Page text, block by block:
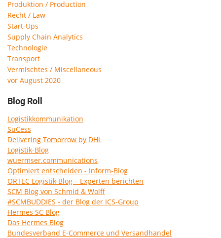
Produktion / Production
Recht / Law
Start-Ups
Supply Chain Analytics
Technologie
Transport
Vermischtes / Miscellaneous
vor August 2020
Blog Roll
Logistikkommunikation
SuCess
Delivering Tomorrow by DHL
Logistik-Blog
wuermser.communications
Optimiert entscheiden - Inform-Blog
ORTEC Logistik Blog – Experten berichten
SCM Blog von Schmid & Wolff
#SCMBUDDIES - der Blog der ICS-Group
Hermes SC Blog
Das Hermes Blog
Bundesverband E-Commerce und Versandhandel